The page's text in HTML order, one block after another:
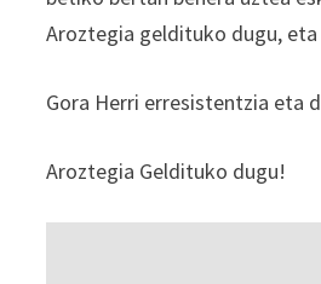
Aroztegia geldituko dugu,
Gora Herri erresistentzia eta
Aroztegia Geldituko dugu!